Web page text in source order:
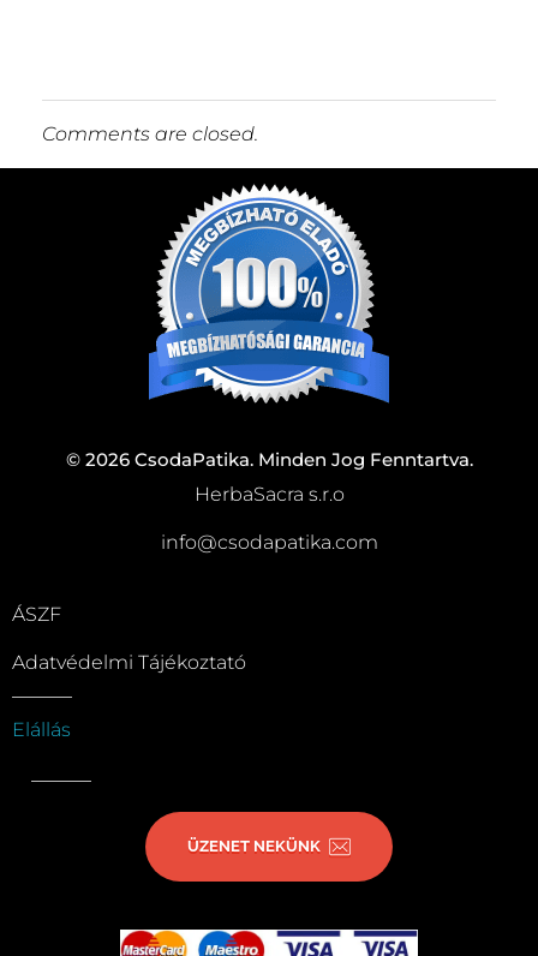
Comments are closed.
© 2026 CsodaPatika. Minden Jog Fenntartva.
HerbaSacra s.r.o
info@csodapatika.com
ÁSZF
Adatvédelmi Tájékoztató
Elállás
ÜZENET NEKÜNK